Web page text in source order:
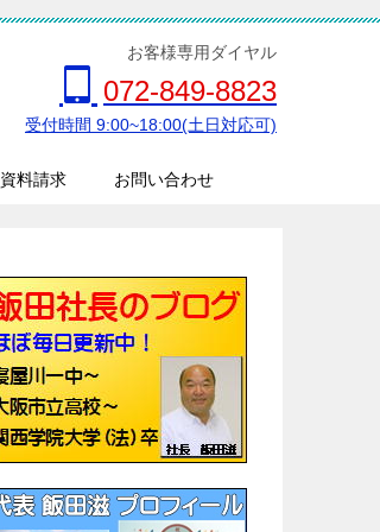
お客様専用ダイヤル
072-849-8823
受付時間 9:00~18:00(土日対応可)
資料請求 お問い合わせ